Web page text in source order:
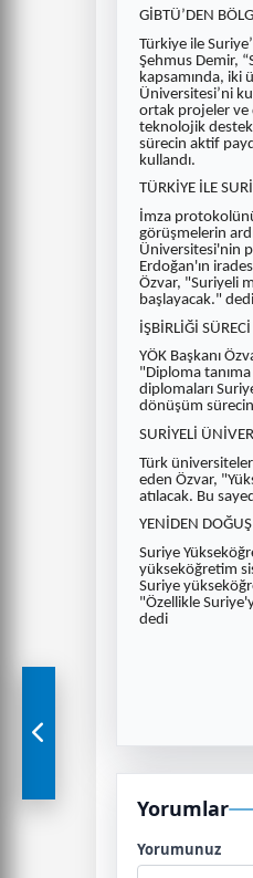
GİBTÜ’DEN
Türkiye ile
Şehmus Demir,
kapsamında, iki
Üniversitesi’ni
ortak projeler ve
teknolojik destek
sürecin aktif
kullandı.
TÜRKİYE İLE
İmza
görüşmelerin
Üniversitesi'nin
Erdoğan'ın
Özvar, "Suriyeli
başlayacak."
İŞBİRLİĞİ
YÖK Başkanı
"Diploma
diplomaları
dönüşüm
SURİYELİ
Türk
eden Özvar,
atılacak. Bu
YENİDEN
Suriye
yükseköğretim
Suriye
"Özellikle
dedi
Yorumlar
Yorumunuz